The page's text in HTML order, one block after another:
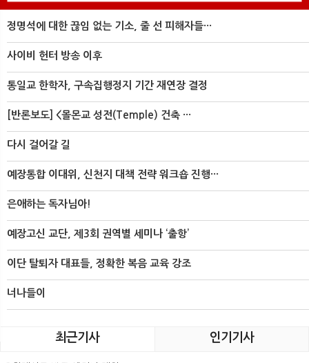
정명석에 대한 끊임 없는 기소, 줄 선 피해자들···
사이비 헌터 방송 이후
통일교 한학자, 구속집행정지 기간 재연장 결정
[반론보도] <몰몬교 성전(Temple) 건축 ···
다시 걸어갈 길
예장통합 이대위, 신천지 대책 전략 워크숍 진행···
은애하는 독자님아!
예장고신 교단, 제3회 권역별 세미나 ‘출항’
이단 탈퇴자 대표들, 정확한 복음 교육 강조
너나들이
최근기사 인기기사